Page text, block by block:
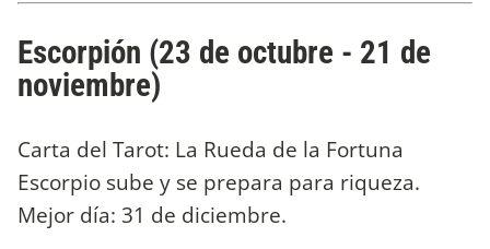
Escorpión (23 de octubre - 21 de
noviembre)
Carta del Tarot: La Rueda de la Fortuna
Escorpio sube y se prepara para riqueza.
Mejor día: 31 de diciembre.